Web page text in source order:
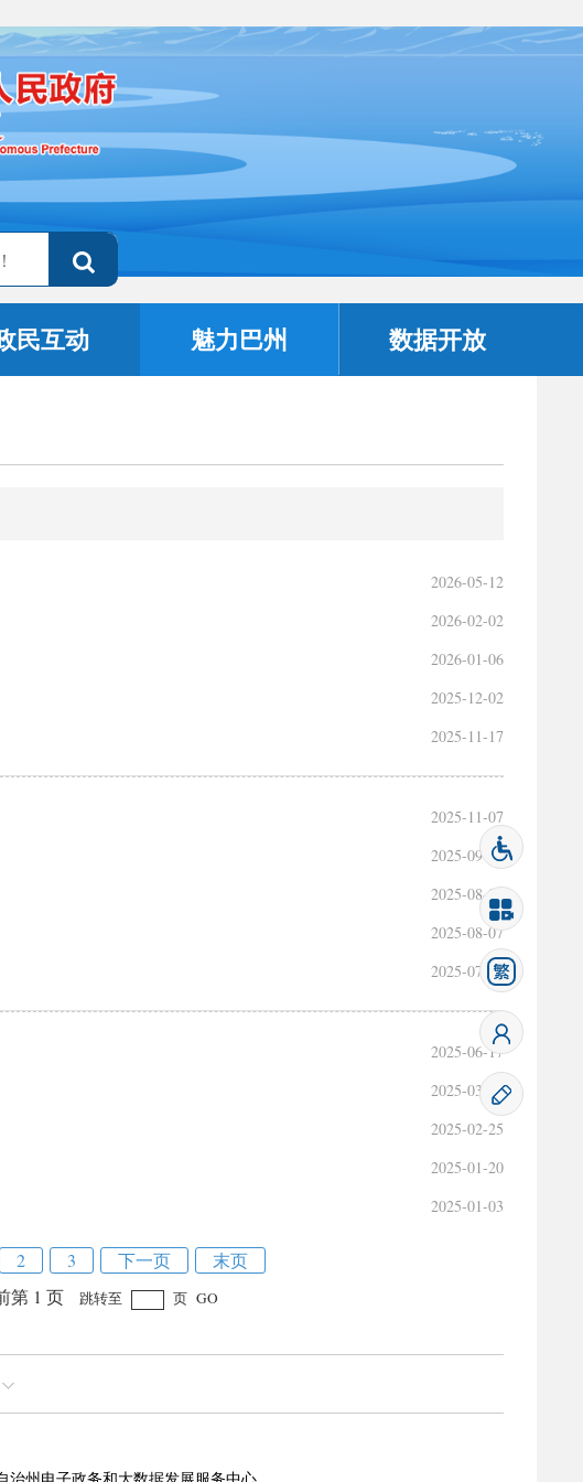
民互动 魅力巴州 数据开放
2026-05-12
2026-02-02
2026-01-06
2025-12-02
2025-11-17
2025-11-07
2025-09-12
2025-08-07
2025-08-07
2025-07-02
2025-06-17
2025-03-25
2025-02-25
2025-01-20
2025-01-03
2 3 下一页
末页
第 1 页 跳转至 页 GO